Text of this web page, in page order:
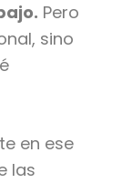
Pero
sino
en ese
las